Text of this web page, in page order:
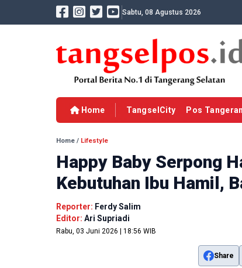
Sabtu, 08 Agustus 2026
Home TangselCity Pos
Home / Lifestyle
Happy Baby Serpong
Kebutuhan Ibu Hamil,
Reporter: Ferdy Salim
Editor: Ari Supriadi
Rabu, 03 Juni 2026 | 18:56 WIB
Share